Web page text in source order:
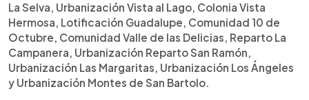
La Selva, Urbanización Vista al Lago, Colonia Vista
Hermosa, Lotificación Guadalupe, Comunidad 10 de
Octubre, Comunidad Valle de las Delicias, Reparto La
Campanera, Urbanización Reparto San Ramón,
Urbanización Las Margaritas, Urbanización Los Ángeles
y Urbanización Montes de San Bartolo.